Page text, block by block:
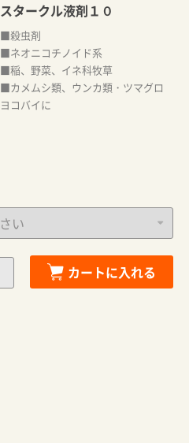
スタークル液剤１０
■殺虫剤
■ネオニコチノイド系
■稲、野菜、イネ科牧草
■カメムシ類、ウンカ類・ツマグロ
ヨコバイに
カートに入れる